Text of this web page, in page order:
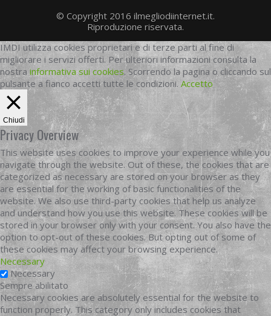
© Copyright 2016 ilmegliodiinternet.it.
Riproduzione riservata.
IMDI utilizza cookies proprietari e di terze parti al fine di
migliorare i servizi offerti. Per ulteriori informazioni consulta la
nostrainformativa sui cookies. Scorrendo la pagina o cliccando sul
pulsante a fianco accetti tutte le condizioni. Accetto
Chiudi
Privacy Overview
This website uses cookies to improve your experience while you
navigate through the website. Out of these, the cookies that are
categorized as necessary are stored on your browser as they
are essential for the working of basic functionalities of the
website. We also use third-party cookies that help us analyze
and understand how you use this website. These cookies will be
stored in your browser only with your consent. You also have the
option to opt-out of these cookies. But opting out of some of
these cookies may affect your browsing experience.
Necessary
Necessary
Sempre abilitato
Necessary cookies are absolutely essential for the website to
function properly. This category only includes cookies that